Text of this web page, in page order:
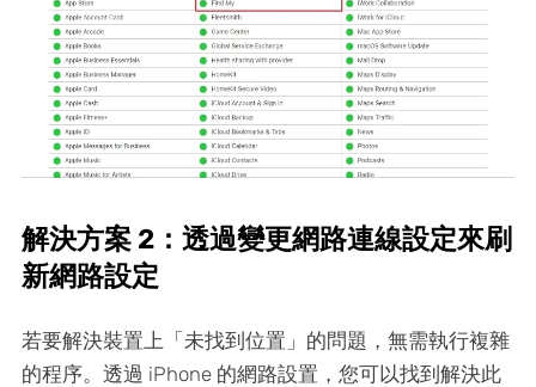
解決方案 2：透過變更網路連線設定來刷
新網路設定
若要解決裝置上「未找到位置」的問題，無需執行複雜
的程序。透過 iPhone 的網路設置，您可以找到解決此